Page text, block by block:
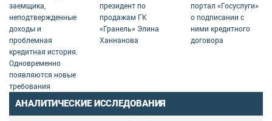
заемщика,
неподтвержденные
доходы и
проблемная
кредитная история.
Одновременно
появляются новые
требования
президент по
продажам ГК
«Гранель» Элина
Ханнанова
портал «Госуслуги»
о подписании с
ними кредитного
договора
АНАЛИТИЧЕСКИЕ ИССЛЕДОВАНИЯ